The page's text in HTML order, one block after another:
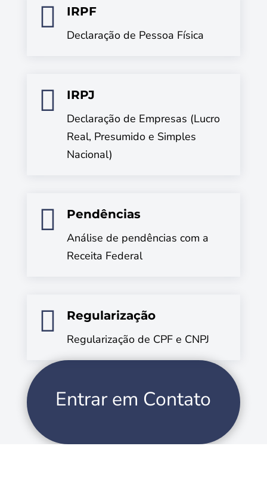

IRPF
Declaração de Pessoa Física

IRPJ
Declaração de Empresas (Lucro
Real, Presumido e Simples
Nacional)

Pendências
Análise de pendências com a
Receita Federal

Regularização
Regularização de CPF e CNPJ
Entrar em Contato